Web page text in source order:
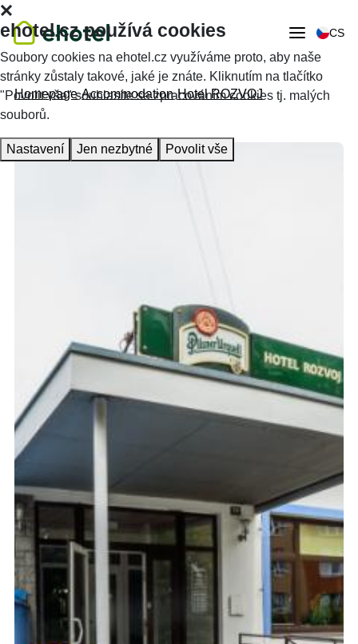
CS
Homepage Accommodation Hotel ROZVOJ
ehotel.cz používá cookies
Soubory cookies na ehotel.cz využíváme proto, aby naše
stránky zůstaly takové, jaké je znáte. Kliknutím na tlačítko
"Povolit vše" souhlasíte se zpracováním cookies tj. malých
souborů.
Nastavení Jen nezbytné Povolit vše